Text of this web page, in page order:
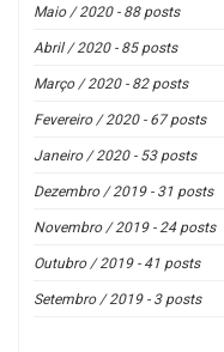
Maio / 2020 - 88 posts
Abril / 2020 - 85 posts
Março / 2020 - 82 posts
Fevereiro / 2020 - 67 posts
Janeiro / 2020 - 53 posts
Dezembro / 2019 - 31 posts
Novembro / 2019 - 24 posts
Outubro / 2019 - 41 posts
Setembro / 2019 - 3 posts